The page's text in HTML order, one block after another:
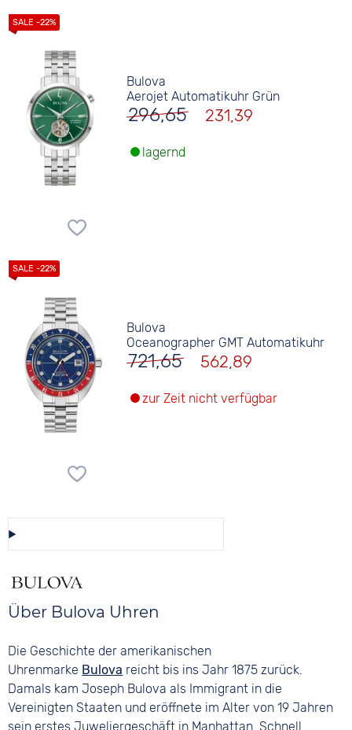
Bulova
Aerojet Automatikuhr Grün
296,65 231,39
lagernd
Bulova
Oceanographer GMT Automatikuhr
721,65 562,89
zur Zeit nicht verfügbar
Über Bulova Uhren
Die Geschichte der amerikanischen
Uhrenmarke Bulova reicht bis ins Jahr 1875 zurück.
Damals kam Joseph Bulova als Immigrant in die
Vereinigten Staaten und eröffnete im Alter von 19 Jahren
sein erstes Juweliergeschäft in Manhattan. Schnell